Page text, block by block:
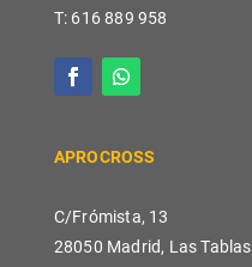
T: 616 889 958
APROCROSS
C/Frómista, 13
28050 Madrid, Las Tablas